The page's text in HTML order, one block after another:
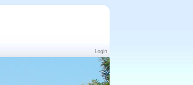
Login